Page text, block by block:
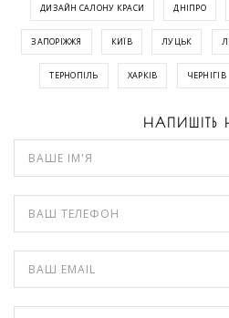
ДИЗАЙН САЛОНУ КРАСИ ДНІПРО
ЗАПОРІЖЖЯ КИЇВ ЛУЦЬК
ТЕРНОПІЛЬ ХАРКІВ ЧЕРНІГІВ
НАПИШІТЬ